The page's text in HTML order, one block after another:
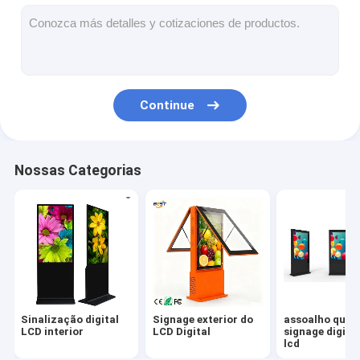
Exposição do LCD da barra
Exibição de cartazes LED
Telão LED para aluguel
tabela do tela táctil
Ecrã de filme LED
Continue
Nossas Categorias
Sinalização digital
LCD interior
Signage exterior do
LCD Digital
assoalho que
signage
lcd